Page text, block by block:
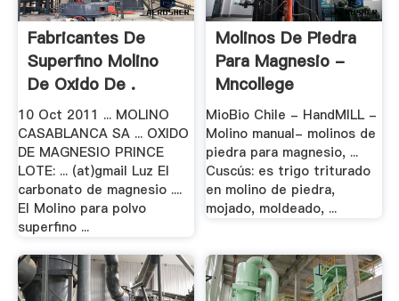
Fabricantes De
Superfino Molino
De Oxido De .
10 Oct 2011 ... MOLINO
CASABLANCA SA ... OXIDO
DE MAGNESIO PRINCE
LOTE: ... (at)gmail Luz El
carbonato de magnesio ....
El Molino para polvo
superfino ...
Molinos De Piedra
Para Magnesio -
Mncollege
MioBio Chile - HandMILL -
Molino manual- molinos de
piedra para magnesio, ...
Cuscús: es trigo triturado
en molino de piedra,
mojado, moldeado, ...